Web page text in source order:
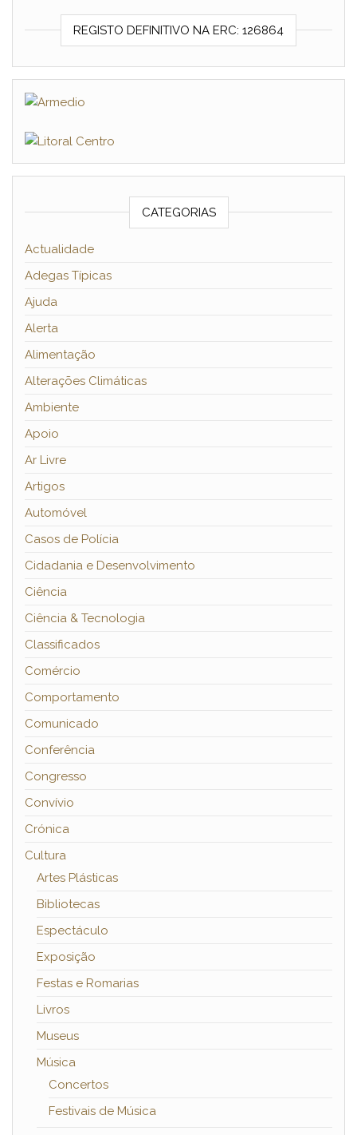
REGISTO DEFINITIVO NA ERC: 126864
CATEGORIAS
Actualidade
Adegas Típicas
Ajuda
Alerta
Alimentação
Alterações Climáticas
Ambiente
Apoio
Ar Livre
Artigos
Automóvel
Casos de Polícia
Cidadania e Desenvolvimento
Ciência
Ciência & Tecnologia
Classificados
Comércio
Comportamento
Comunicado
Conferência
Congresso
Convívio
Crónica
Cultura
Artes Plásticas
Bibliotecas
Espectáculo
Exposição
Festas e Romarias
Livros
Museus
Música
Concertos
Festivais de Música